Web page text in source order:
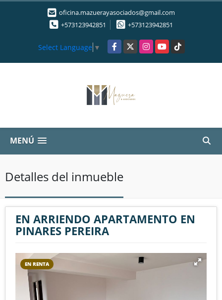
oficina.mazuerayasociados@gmail.com
+573123942851
+573123942851
Select Language ▼ Facebook
X InstagramYouTubeTikTok
MENÚ
Detalles del inmueble
EN ARRIENDO APARTAMENTO EN
PINARES PEREIRA
EN RENTA